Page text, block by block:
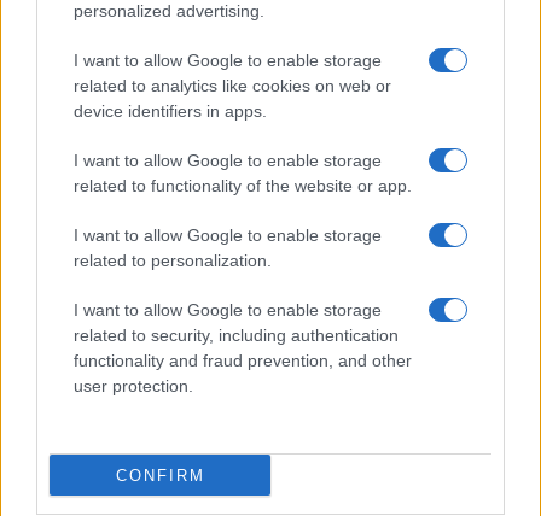
personalized advertising.
I want to allow Google to enable storage
related to analytics like cookies on web or
device identifiers in apps.
I want to allow Google to enable storage
related to functionality of the website or app.
I want to allow Google to enable storage
related to personalization.
I want to allow Google to enable storage
related to security, including authentication
functionality and fraud prevention, and other
user protection.
CONFIRM
Elég példa van arra, hogy az EU nagyobb
tagjai a saját érdekeik és nem az uniós
intézmények döntései szerint cselekszenek,
majd megpróbálják a kis államokat arra
kényszeríteni, amit ők maguk nem tesznek
A helyzet nem tökéletes, de
tényleg nem hiszem, hogy az EU
szerepe véget ért volna.
Háború tör ki Ukrajnában, a világ egyik
legnagyobb búzaszállítójában. A háború miatt